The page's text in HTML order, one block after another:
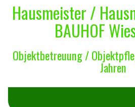
Hausmeister /
BAUHOF
Objektbetreuung /
Jahren